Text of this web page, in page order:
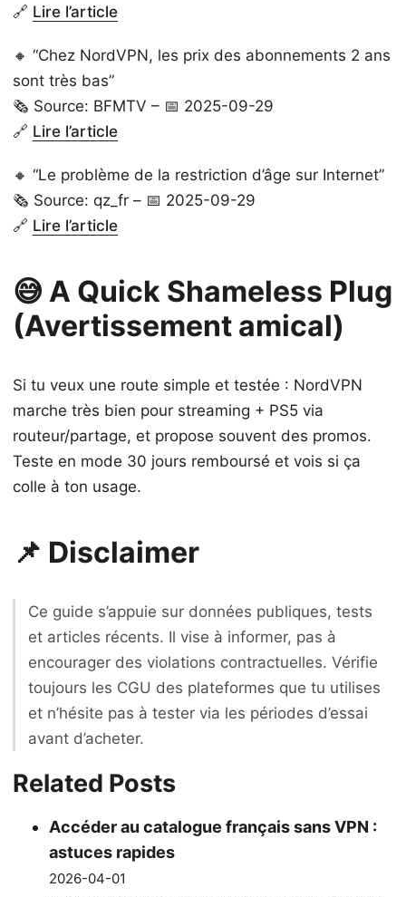
🔗 Lire l’article
🔸 “Chez NordVPN, les prix des abonnements 2 ans
sont très bas”
🗞️ Source: BFMTV – 📅 2025-09-29
🔗 Lire l’article
🔸 “Le problème de la restriction d’âge sur Internet”
🗞️ Source: qz_fr – 📅 2025-09-29
🔗 Lire l’article
😅 A Quick Shameless Plug
(Avertissement amical)
Si tu veux une route simple et testée : NordVPN
marche très bien pour streaming + PS5 via
routeur/partage, et propose souvent des promos.
Teste en mode 30 jours remboursé et vois si ça
colle à ton usage.
📌 Disclaimer
Ce guide s’appuie sur données publiques, tests
et articles récents. Il vise à informer, pas à
encourager des violations contractuelles. Vérifie
toujours les CGU des plateformes que tu utilises
et n’hésite pas à tester via les périodes d’essai
avant d’acheter.
Related Posts
Accéder au catalogue français sans VPN :
astuces rapides
2026-04-01